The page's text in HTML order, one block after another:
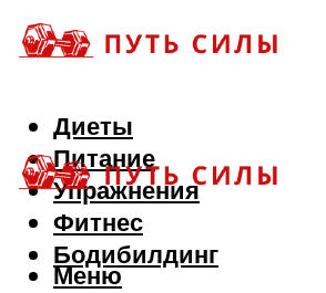
Диеты
Питание
Упражнения
Фитнес
Бодибилдинг
Меню